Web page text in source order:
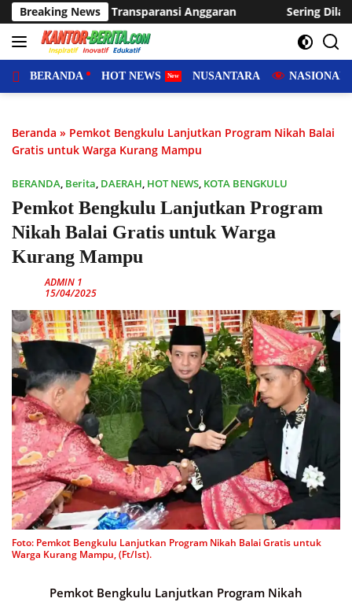
Langsung
ke
konten
Breaking NewsSering Dilanda Genangan, Desa Sukaraja
BERANDA HOT NEWS NUSANTARA NASIONAL
Beranda » Pemkot Bengkulu Lanjutkan Program Nikah Balai
Gratis untuk Warga Kurang Mampu
BERANDA, Berita, DAERAH, HOT NEWS, KOTA BENGKULU
Pemkot Bengkulu Lanjutkan Program
Nikah Balai Gratis untuk Warga
Kurang Mampu
ADMIN 1
15/04/2025
Foto: Pemkot Bengkulu Lanjutkan Program Nikah Balai Gratis untuk
Warga Kurang Mampu, (Ft/Ist).
Pemkot Bengkulu Lanjutkan Program Nikah